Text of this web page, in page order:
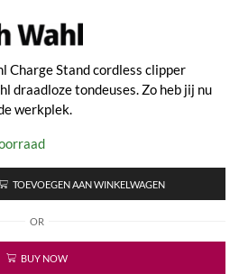
Charge Stand cordless clipper
draadloze tondeuses. Zo heb jij nu
werkplek.
TOEVOEGEN AAN WINKELWAGEN
OR
BUY NOW